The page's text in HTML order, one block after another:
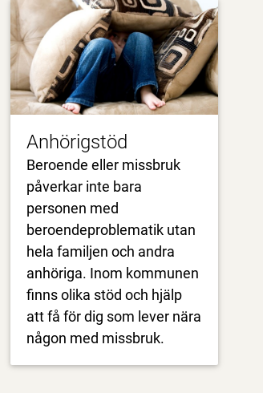
Anhörigstöd
Beroende eller missbruk
påverkar inte bara
personen med
beroendeproblematik utan
hela familjen och andra
anhöriga. Inom kommunen
finns olika stöd och hjälp
att få för dig som lever nära
någon med missbruk.